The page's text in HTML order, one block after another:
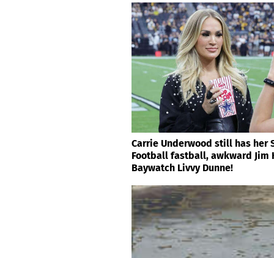
Carrie Underwood still has her
Football fastball, awkward Jim
Baywatch Livvy Dunne!